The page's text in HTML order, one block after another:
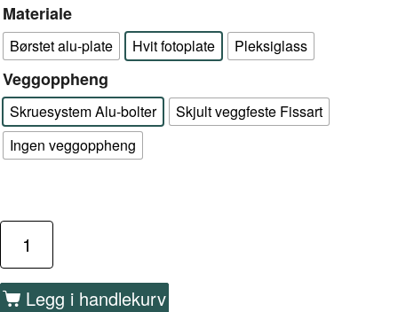
Materiale
Børstet alu-plate Hvit fotoplate Pleksiglass
Veggoppheng
Skruesystem Alu-bolter
Skjult veggfeste Fissart
Ingen veggoppheng
Legg i handlekurv